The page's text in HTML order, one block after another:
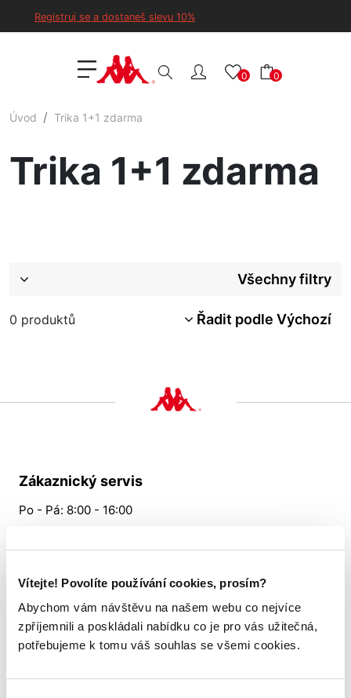
Vítejte! Povolíte používání cookies, prosím?
Abychom vám návštěvu na našem webu co nejvíce
zpříjemnili a poskládali nabídku co je pro vás užitečná,
potřebujeme k tomu váš souhlas se všemi cookies.
Registruj se a dostaneš slevu 10%
0 0
Úvod Trika 1+1 zdarma
Trika 1+1 zdarma
Všechny filtry
0 produktů Řadit podle Výchozí
Zákaznický servis
Po - Pá: 8:00 - 16:00
Vše o nákupu
Tabulka velikostí
Věrnostní program